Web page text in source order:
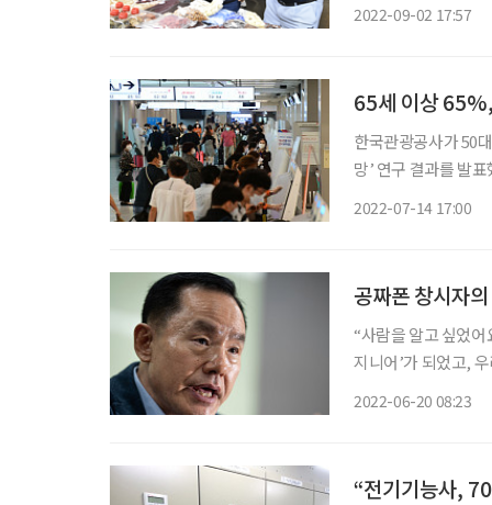
2022-09-02 17:57
65세 이상
한국관광공사가 50
망’ 연구 결과를 발
2022-07-14 17:00
공짜폰 창시자의
“사람을 알고 싶었어
지니어’가 되었고,
2022-06-20 08:23
“전기기능사,